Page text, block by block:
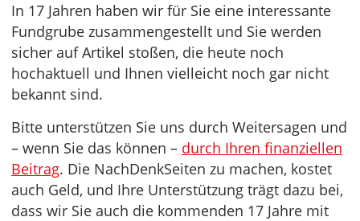
In 17 Jahren haben wir für Sie eine interessante
Fundgrube zusammengestellt und Sie werden
sicher auf Artikel stoßen, die heute noch
hochaktuell und Ihnen vielleicht noch gar nicht
bekannt sind.
Bitte unterstützen Sie uns durch Weitersagen und
– wenn Sie das können – durch Ihren finanziellen
Beitrag. Die NachDenkSeiten zu machen, kostet
auch Geld, und Ihre Unterstützung trägt dazu bei,
dass wir Sie auch die kommenden 17 Jahre mit